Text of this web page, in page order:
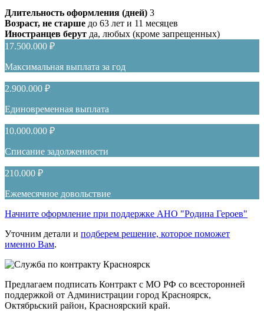
Длительность оформления (дней) 3
Возраст, не старше до 63 лет и 11 месяцев
Иностранцев берут да, любых (кроме запрещенных)
17.500.000 ₽
Максимальная выплата за год
2.900.000 ₽
Единовременная выплата
10.000.000 ₽
Списание задолженности
210.000 ₽
Ежемесячное довольствие
Начните оформление при поддержке АНО "Родина Героев"
Уточним детали и подберем решение, которое поможет
именно Вам.
Предлагаем подписать Контракт с МО РФ со всесторонней
поддержкой от Администрации город Красноярск,
Октябрьский район, Красноярский край.